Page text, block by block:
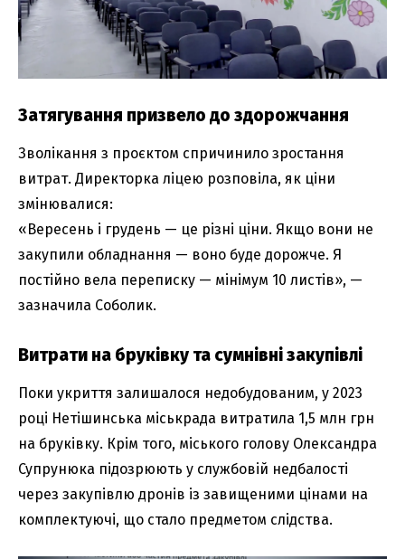
Затягування призвело до здорожчання
Зволікання з проєктом спричинило зростання
витрат. Директорка ліцею розповіла, як ціни
змінювалися:
«Вересень і грудень — це різні ціни. Якщо вони не
закупили обладнання — воно буде дорожче. Я
постійно вела переписку — мінімум 10 листів», —
зазначила Соболик.
Витрати на бруківку та сумнівні закупівлі
Поки укриття залишалося недобудованим, у 2023
році Нетішинська міськрада витратила 1,5 млн грн
на бруківку. Крім того, міського голову Олександра
Супрунюка підозрюють у службовій недбалості
через закупівлю дронів із завищеними цінами на
комплектуючі, що стало предметом слідства.